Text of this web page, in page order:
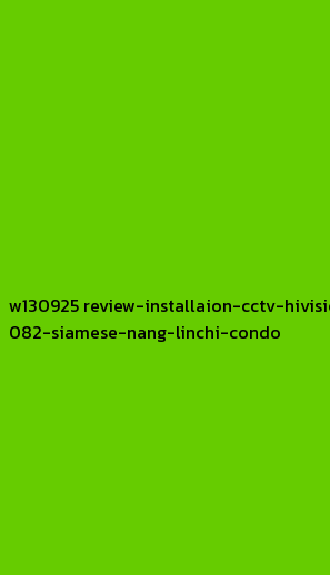
w130925 review-installaion-cctv-
082-siamese-nang-linchi-condo